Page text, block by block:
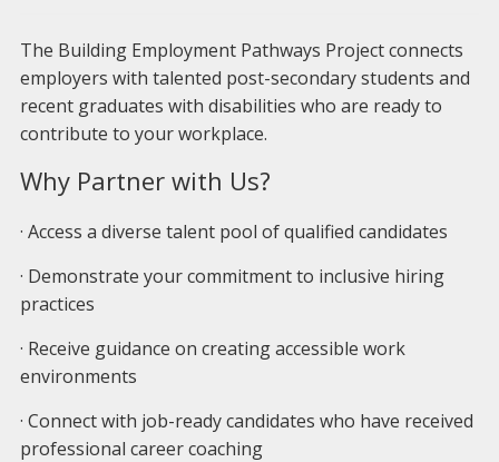
The Building Employment Pathways Project connects
employers with talented post-secondary students and
recent graduates with disabilities who are ready to
contribute to your workplace.
Why Partner with Us?
· Access a diverse talent pool of qualified candidates
· Demonstrate your commitment to inclusive hiring
practices
· Receive guidance on creating accessible work
environments
· Connect with job-ready candidates who have received
professional career coaching